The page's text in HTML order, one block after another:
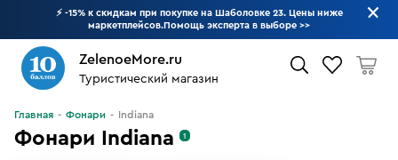
⚡ -15% к скидкам при покупке на Шаболовке 23. Цены ниже
маркетплейсов.Помощь эксперта в выборе >>
ZelenoeMore.ru
Туристический магазин
Что будем искать?
Главная Фонари Indiana
Фонари Indiana 1